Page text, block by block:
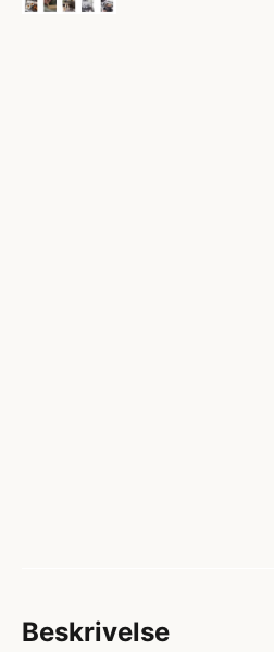
Beskrivelse